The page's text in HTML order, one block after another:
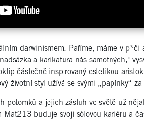
darwinismem. Paříme, máme v
a karikatura nás samotných,"
částečně inspirovaný estetikou
životní styl užívá se svými „papínky“ za
potomků a jejich zásluh ve světě už
Mat213 buduje svoji sólovou kariéru a